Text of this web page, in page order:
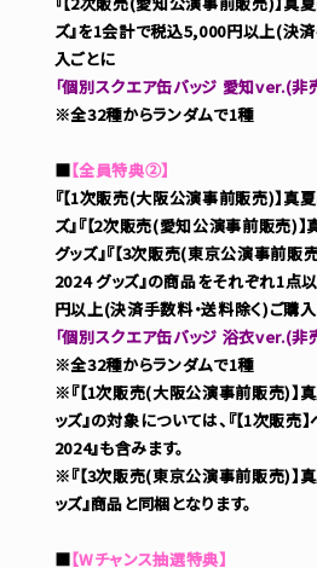
ズ』を1会計で税込5,000円以上(決
入ごとに
「個別スクエア缶バッジ 愛知ver.(非
※全32種からランダムで1種
■【全員特典②】
『【1次販売(大阪公演事前販売)】真
ズ』『【2次販売(愛知公演事前販売)
グッズ』『【3次販売(東京公演事前販
2024 グッズ』の商品をそれぞれ1点
円以上(決済手数料・送料除く)ご購
「個別スクエア缶バッジ 浴衣ver.(非
※全32種からランダムで1種
※『【1次販売(大阪公演事前販売)】
ッズ』の対象については、『【1次販売
2024』も含みます。
※『【3次販売(東京公演事前販売)】
ッズ』商品と同梱となります。
■【Wチャンス抽選特典】